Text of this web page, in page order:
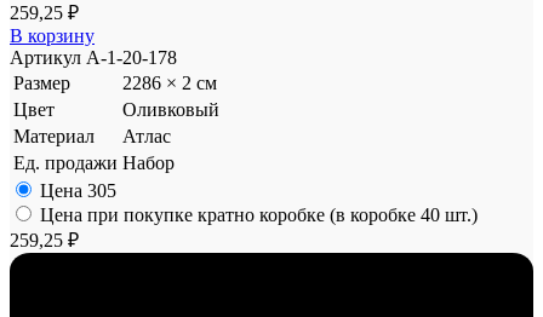
259,25 ₽
В корзину
Артикул A-1-20-178
Размер
2286 × 2 см
Цвет
Оливковый
Материал
Атлас
Ед. продажи Набор
Цена 305
Цена при покупке кратно коробке (в коробке 40 шт.)
259,25 ₽